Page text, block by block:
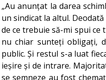
„Au anunțat la darea
un sindicat la altul.
de ce trebuie să-mi spui ce
nu chiar sunteți obligați,
public. Și restul s-a luat
ieșire și de intrare.
se semneze au fost